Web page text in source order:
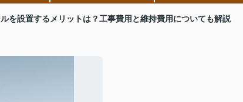
を設置するメリットは？工事費用と維持費用についても解説